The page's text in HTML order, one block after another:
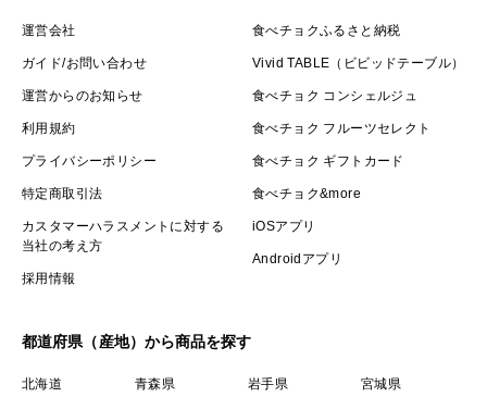
運営会社
ガイド/お問い合わせ
運営からのお知らせ
利用規約
プライバシーポリシー
特定商取引法
カスタマーハラスメントに対する
当社の考え方
採用情報
食べチョクふるさと納税
Vivid TABLE（ビビッドテーブル）
食べチョク コンシェルジュ
食べチョク フルーツセレクト
食べチョク ギフトカード
食べチョク&more
iOSアプリ
Androidアプリ
都道府県（産地）から商品を探す
北海道 青森県 岩手県
宮城県